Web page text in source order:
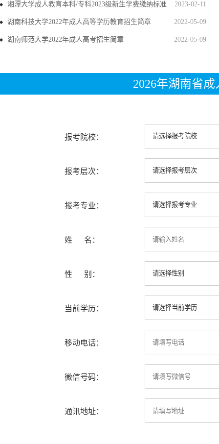
2023-02-11
湘潭大学成人教育本科/专科2023级新生学费缴纳标准
2022-05-09
湖南科技大学2022年成人高等学历教育招生简章
2022-05-09
湖南师范大学2022年成人高考招生简章
2026年湖南省
报考院校：
报考层次：
报考专业：
姓 名：
性 别：
当前学历：
移动电话：
微信号码：
通讯地址：